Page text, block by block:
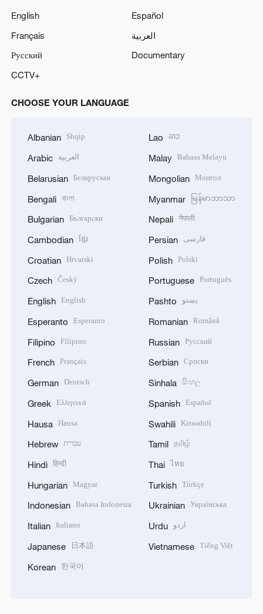
English
Español
Français
العربية
Русский
Documentary
CCTV+
CHOOSE YOUR LANGUAGE
Albanian Shqip
Arabic العربية
Belarusian Беларуская
Bengali বাংলা
Bulgarian Български
Cambodian ខ្មែរ
Croatian Hrvatski
Czech Český
English English
Esperanto Esperanto
Filipino Filipino
French Français
German Deutsch
Greek Ελληνικά
Hausa Hausa
Hebrew עברית
Hindi हिन्दी
Hungarian Magyar
Indonesian Bahasa Indonesia
Italian Italiano
Japanese 日本語
Korean 한국어
Lao ລາວ
Malay Bahasa Melayu
Mongolian Монгол
Myanmar မြန်မာဘာသာ
Nepali नेपाली
Persian فارسی
Polish Polski
Portuguese Português
Pashto پښتو
Romanian Română
Russian Русский
Serbian Српски
Sinhala සිංහල
Spanish Español
Swahili Kiswahili
Tamil தமிழ்
Thai ไทย
Turkish Türkçe
Ukrainian Українська
Urdu اردو
Vietnamese Tiếng Việt